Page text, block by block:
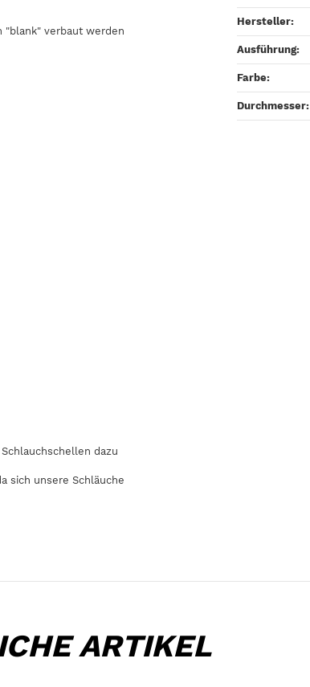
"blank" verbaut werden
dazu
sich unsere Schläuche
Hersteller‍:
Ausführung‍:
Farbe‍:
Durchmesser‍:
ARTIKEL